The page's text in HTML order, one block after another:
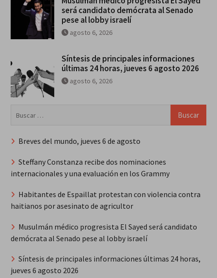
será candidato demócrata al Senado
pese al lobby israelí
agosto 6, 2026
Síntesis de principales informaciones
últimas 24 horas, jueves 6 agosto 2026
agosto 6, 2026
Breves del mundo, jueves 6 de agosto
Steffany Constanza recibe dos nominaciones
internacionales y una evaluación en los Grammy
Habitantes de Espaillat protestan con violencia contra
haitianos por asesinato de agricultor
Musulmán médico progresista El Sayed será candidato
demócrata al Senado pese al lobby israelí
Síntesis de principales informaciones últimas 24 horas,
jueves 6 agosto 2026